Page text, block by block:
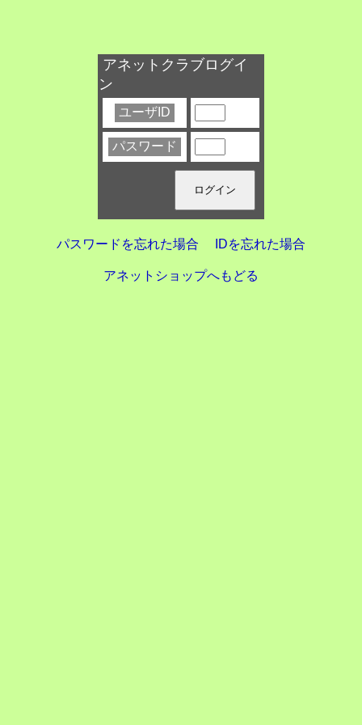
アネットクラブログイ
ン
ユーザID
パスワード
パスワードを忘れた場合 IDを忘れた場合
アネットショップへもどる